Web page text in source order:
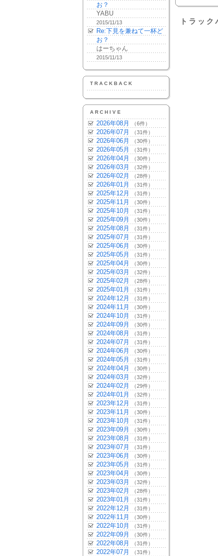
お？
YABU
2015/11/13
Re:下見を兼ねて一杯ど
お？
はーちゃん
2015/11/13
TRACKBACK
ARCHIVE
2026年08月 （6件）
2026年07月 （31件）
2026年06月 （30件）
2026年05月 （31件）
2026年04月 （30件）
2026年03月 （32件）
2026年02月 （28件）
2026年01月 （31件）
2025年12月 （31件）
2025年11月 （30件）
2025年10月 （31件）
2025年09月 （30件）
2025年08月 （31件）
2025年07月 （31件）
2025年06月 （30件）
2025年05月 （31件）
2025年04月 （30件）
2025年03月 （32件）
2025年02月 （28件）
2025年01月 （31件）
2024年12月 （31件）
2024年11月 （30件）
2024年10月 （31件）
2024年09月 （30件）
2024年08月 （31件）
2024年07月 （31件）
2024年06月 （30件）
2024年05月 （31件）
2024年04月 （30件）
2024年03月 （32件）
2024年02月 （29件）
2024年01月 （32件）
2023年12月 （31件）
2023年11月 （30件）
2023年10月 （31件）
2023年09月 （30件）
2023年08月 （31件）
2023年07月 （31件）
2023年06月 （30件）
2023年05月 （31件）
2023年04月 （30件）
2023年03月 （32件）
2023年02月 （28件）
2023年01月 （31件）
2022年12月 （31件）
2022年11月 （30件）
2022年10月 （31件）
2022年09月 （30件）
2022年08月 （31件）
2022年07月 （31件）
トラッ